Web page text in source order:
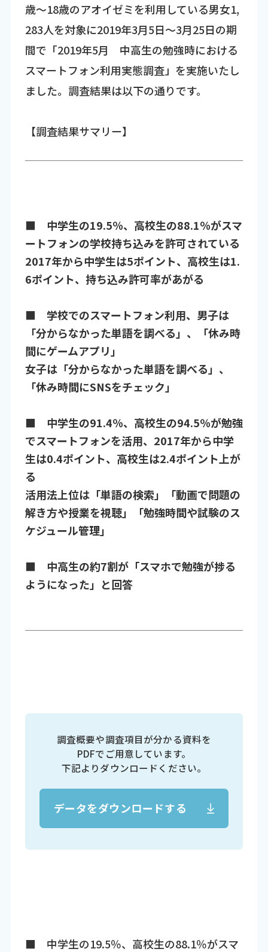
歳～18歳のアオイゼミを利用している男女1,
283人を対象に2019年3月5日～3月25日の期
間で「2019年5月 中高生の勉強時における
スマートフォン利用実態調査」を実施いたし
ました。調査結果は以下の通りです。
【調査結果サマリー】
■ 中学生の19.5％、高校生の88.1％がスマ
ートフォンの学校持ち込みを許可されている
2017年から中学生は5ポイント、高校生は1.
6ポイント、持ち込み許可率があがる
■ 学校でのスマートフォン利用、男子は
「分からなかった単語を調べる」、「休み時
間にゲームアプリ」
女子は「分からなかった単語を調べる」、
「休み時間にSNSをチェック」
■ 中学生の91.4％、高校生の94.5％が勉強
でスマートフォンを活用、2017年から中学
生は0.4ポイント、高校生は2.4ポイント上が
る
活用法上位は「単語の検索」「動画で問題の
解き方や授業を視聴」「勉強時間や試験のス
ケジュール管理」
■ 中高生の約7割が「スマホで勉強が捗る
ようになった」と回答
調査概要や調査項目が分かる資料を
PDFでご用意しています。
下記よりダウンロードください。
データをダウンロードする
■ 中学生の19.5％、高校生の88.1％がスマ